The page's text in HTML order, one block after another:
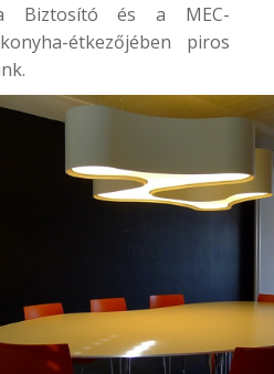
Biztosító és a MEC-
étkezőjében piros